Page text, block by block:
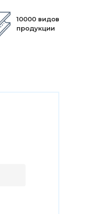
10000 видов
продукции